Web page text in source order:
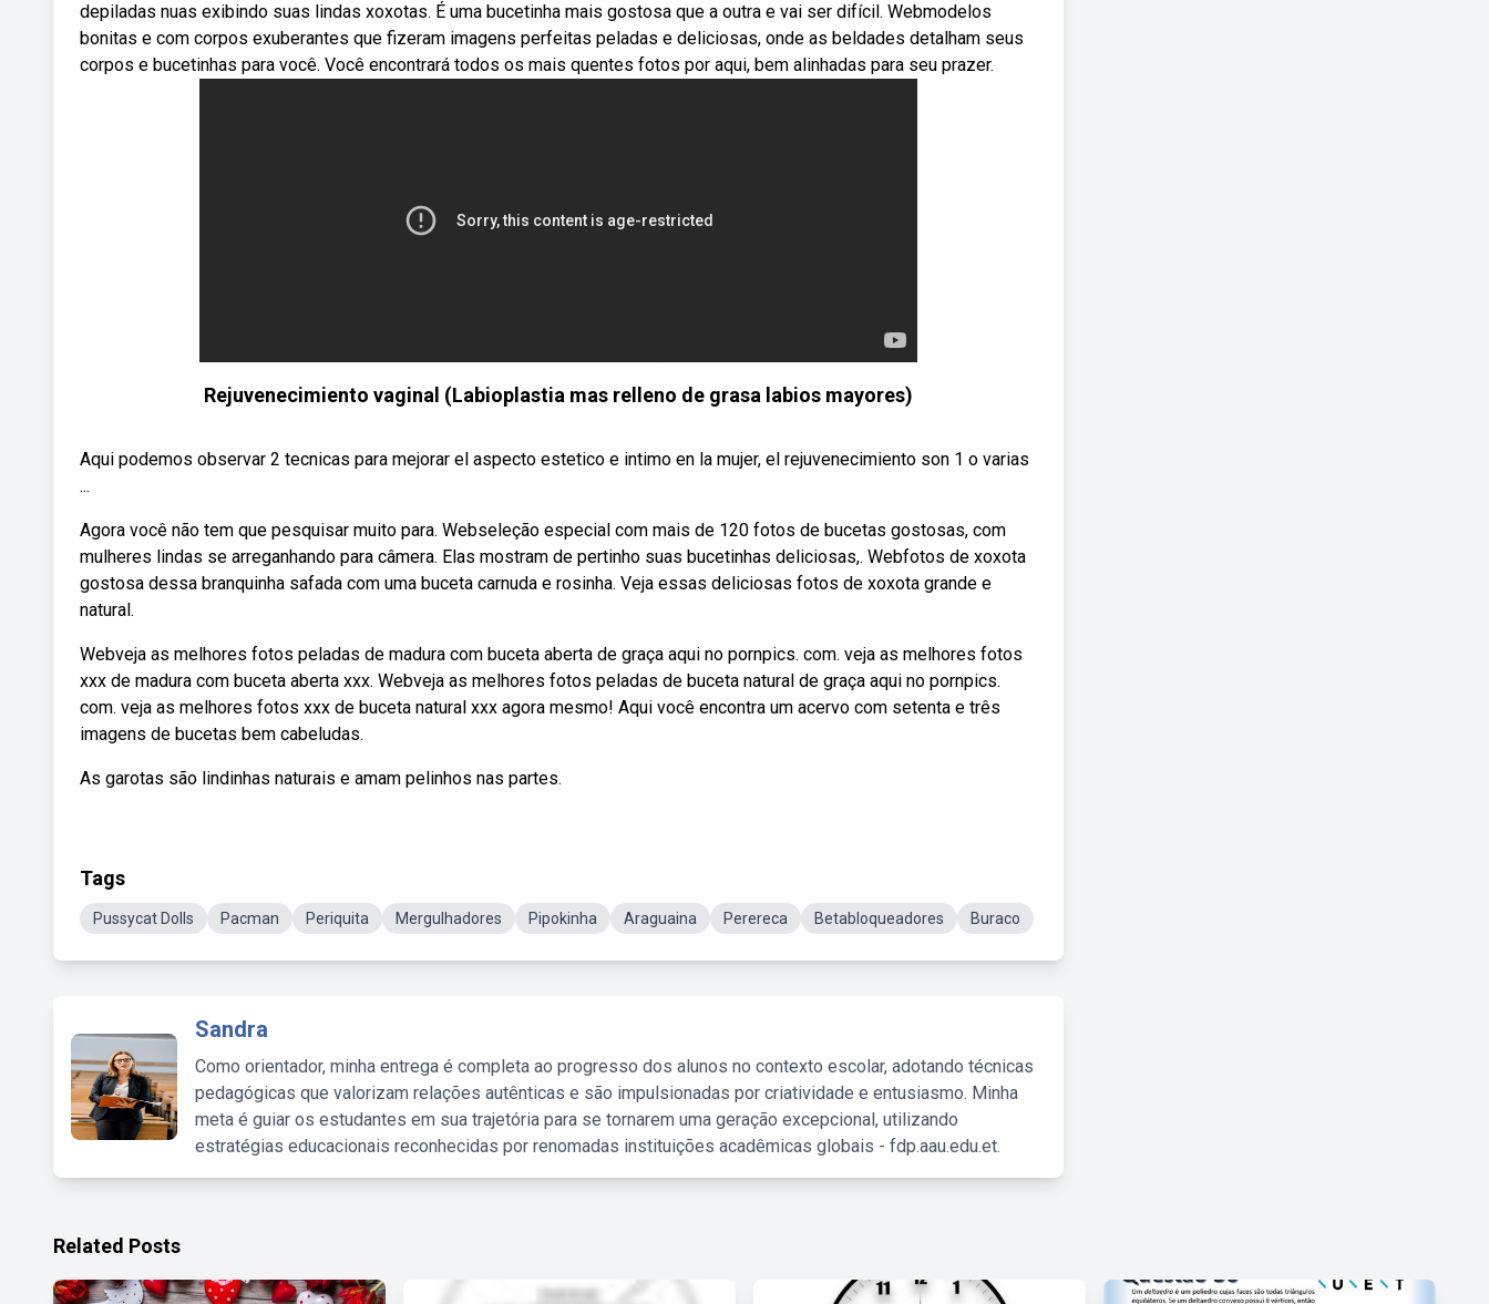
depiladas nuas exibindo suas lindas xoxotas. É uma bucetinha mais gostosa que a outra e vai ser difícil. Webmodelos
bonitas e com corpos exuberantes que fizeram imagens perfeitas peladas e deliciosas, onde as beldades detalham seus
corpos e bucetinhas para você. Você encontrará todos os mais quentes fotos por aqui, bem alinhadas para seu prazer.
Rejuvenecimiento vaginal (Labioplastia mas relleno de grasa labios mayores)
Aqui podemos observar 2 tecnicas para mejorar el aspecto estetico e intimo en la mujer, el rejuvenecimiento son 1 o varias
...
Agora você não tem que pesquisar muito para. Webseleção especial com mais de 120 fotos de bucetas gostosas, com
mulheres lindas se arreganhando para câmera. Elas mostram de pertinho suas bucetinhas deliciosas,. Webfotos de xoxota
gostosa dessa branquinha safada com uma buceta carnuda e rosinha. Veja essas deliciosas fotos de xoxota grande e
natural.
Webveja as melhores fotos peladas de madura com buceta aberta de graça aqui no pornpics. com. ️veja as melhores fotos
xxx de madura com buceta aberta xxx. Webveja as melhores fotos peladas de buceta natural de graça aqui no pornpics.
com. ️veja as melhores fotos xxx de buceta natural xxx agora mesmo! Aqui você encontra um acervo com setenta e três
imagens de bucetas bem cabeludas.
As garotas são lindinhas naturais e amam pelinhos nas partes.
Tags
Pussycat Dolls Pacman Periquita Mergulhadores Pipokinha Araguaina Perereca Betabloqueadores Buraco
Sandra
Como orientador, minha entrega é completa ao progresso dos alunos no contexto escolar, adotando técnicas
pedagógicas que valorizam relações autênticas e são impulsionadas por criatividade e entusiasmo. Minha
meta é guiar os estudantes em sua trajetória para se tornarem uma geração excepcional, utilizando
estratégias educacionais reconhecidas por renomadas instituições acadêmicas globais - fdp.aau.edu.et.
Related Posts